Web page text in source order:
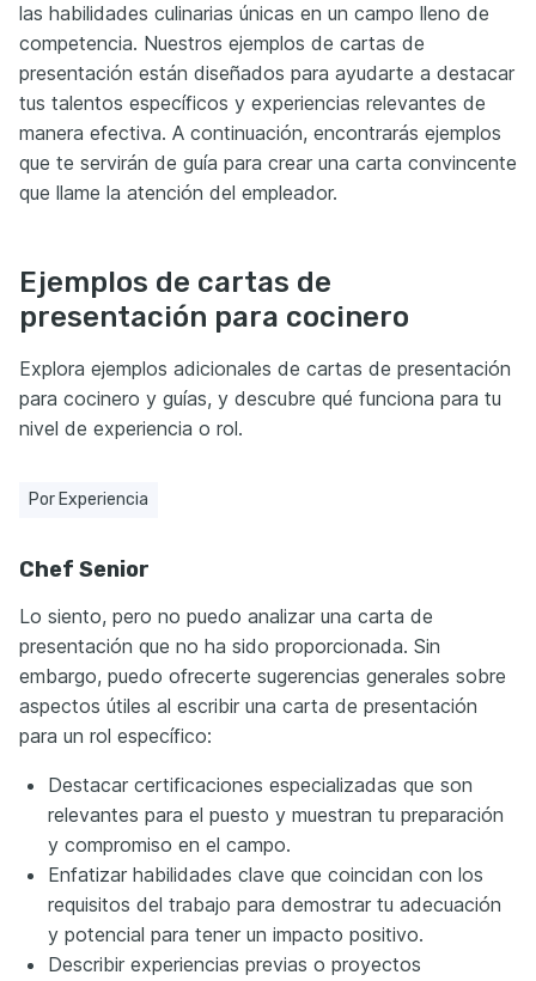
las habilidades culinarias únicas en un campo lleno de
competencia. Nuestros ejemplos de cartas de
presentación están diseñados para ayudarte a destacar
tus talentos específicos y experiencias relevantes de
manera efectiva. A continuación, encontrarás ejemplos
que te servirán de guía para crear una carta convincente
que llame la atención del empleador.
Ejemplos de cartas de
presentación para cocinero
Explora ejemplos adicionales de cartas de presentación
para cocinero y guías, y descubre qué funciona para tu
nivel de experiencia o rol.
Por Experiencia
Chef Senior
Lo siento, pero no puedo analizar una carta de
presentación que no ha sido proporcionada. Sin
embargo, puedo ofrecerte sugerencias generales sobre
aspectos útiles al escribir una carta de presentación
para un rol específico:
Destacar certificaciones especializadas que son
relevantes para el puesto y muestran tu preparación
y compromiso en el campo.
Enfatizar habilidades clave que coincidan con los
requisitos del trabajo para demostrar tu adecuación
y potencial para tener un impacto positivo.
Describir experiencias previas o proyectos